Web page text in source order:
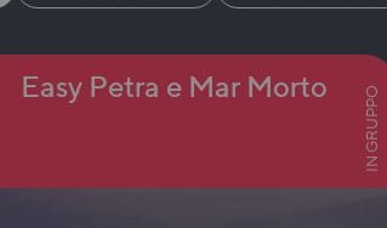
Easy Petra e Mar Morto IN GRUPPO